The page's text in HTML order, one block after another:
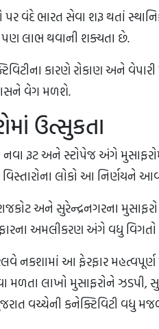
પર વંદે ભારત સેવા શરૂ થતાં
પણ લાભ થવાની શક્યતા છે.
કારણે રોકાણ અને
વેગ મળશે.
ઉત્સુકતા
નવા રૂટ અને સ્ટોપેજ અંગે
વિસ્તારોના લોકો આ નિર્ણયને
અને સુરેન્દ્રનગરના
અમલીકરણ અંગે વધુ
નકશામાં આ ફેરફાર
મળતા લાખો મુસાફરોને ઝડપી,
વચ્ચેની કનેક્ટિવિટી વધુ